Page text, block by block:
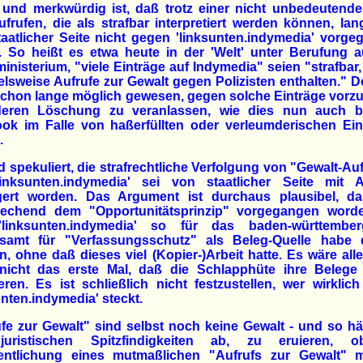
und merkwürdig ist, daß trotz einer nicht
die als strafbar interpretiert werden können,
Seite nicht gegen 'linksunten.indymedia'
So heißt es etwa heute in der 'Welt' unter Berufung
"viele Einträge auf Indymedia" seien
Aufrufe zur Gewalt gegen Polizisten enthalten."
lange möglich gewesen, gegen solche Einträge
Löschung zu veranlassen, wie dies nun auch
im Falle von haßerfüllten oder verleumderischen
spekuliert, die strafrechtliche Verfolgung von "Gewalt-
sei von staatlicher Seite mit
worden. Das Argument ist durchaus plausibel,
dem "Opportunitätsprinzip" vorgegangen
so für das baden-
für "Verfassungsschutz" als Beleg-Quelle habe
ohne daß dieses viel (Kopier-)Arbeit hatte. Es wäre
das erste Mal, daß die Schlapphüte ihre Belege
Es ist schließlich nicht festzustellen, wer
steckt.
zur Gewalt" sind selbst noch keine Gewalt - und so
Spitzfindigkeiten ab, zu eruieren,
eines mutmaßlichen "Aufrufs zur Gewalt"